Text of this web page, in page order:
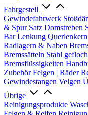
Fahrgestell
Gewindefahrwerk
& Spur Satz Domstreben
BarLenkung Querlenkern
Radlagern & Naben
Bremssätteln Stahl
Bremsflüssigkeiten
ZubehörFelgen | Räder
Gewindestangen Velgen
Übrige
Reinigungsprodukte